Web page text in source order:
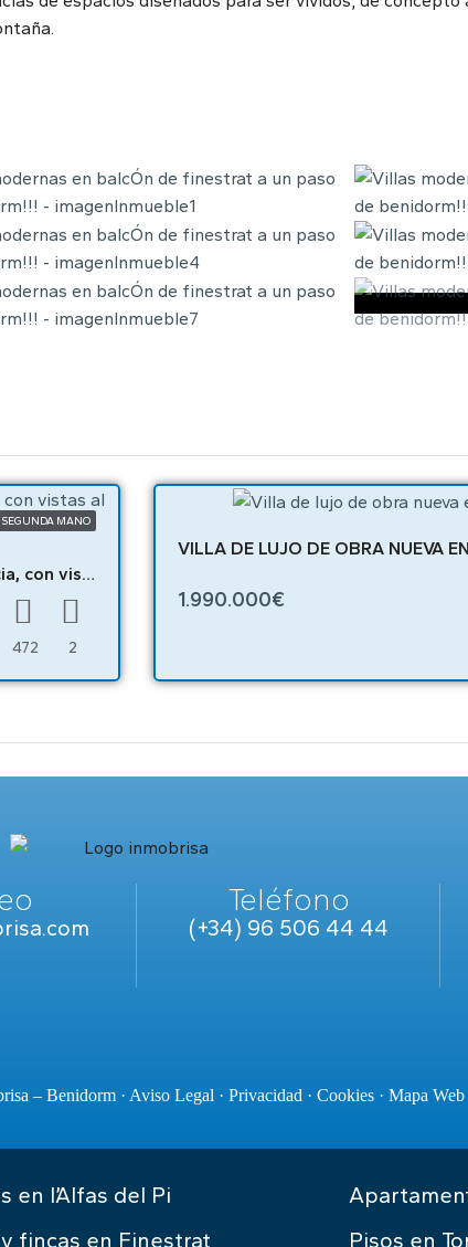
SEGUNDA MANO
Chalet para reformar con proyecto para Villa de lujo y licencia, con vistas al mar, en Ben – 03249
472 2
VILLA DE LUJO DE OBRA NUEVA
1.990.000€
Teléfono
(+34) 96 506 44 44
– Benidorm · Aviso Legal · Privacidad · Cookies · Mapa Web
en l’Alfas del Pi
fincas en Finestrat
Pisos en